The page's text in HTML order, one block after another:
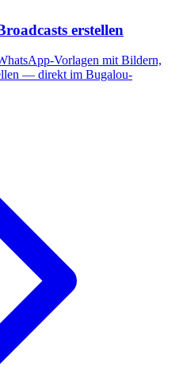
erstellen
Vorlagen mit Bildern,
— direkt im Bugalou-